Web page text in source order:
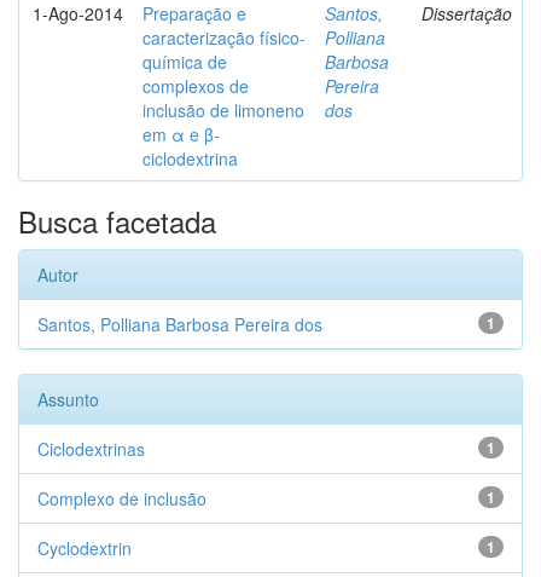
1-Ago-2014
Preparação e
caracterização físico-
química de
complexos de
inclusão de limoneno
em α e β-
ciclodextrina
Santos,
Polliana
Barbosa
Pereira
dos
Dissertação
Busca facetada
Autor
1
Santos, Polliana Barbosa Pereira dos
Assunto
1
Ciclodextrinas
1
Complexo de inclusão
1
Cyclodextrin